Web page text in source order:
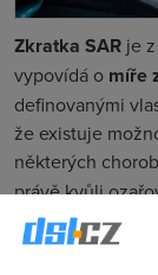
Zkratka SAR je
vypovídá o míře
definovanými
že existuje
některých
právě kvůli
Největší počet